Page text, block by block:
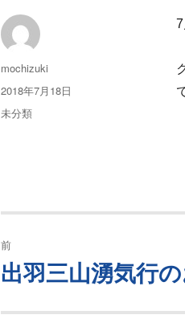
投
稿
mochizuki
投
稿
日:
2018年7月18日
カ
未分類
稿
前
過
の
出羽三山湧気行